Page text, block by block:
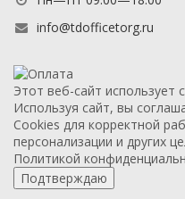
info@tdofficetorg.ru
Этот веб-сайт использует
Используя сайт, вы
Cookies для корректной
персонализации и других
Политикой
Подтверждаю